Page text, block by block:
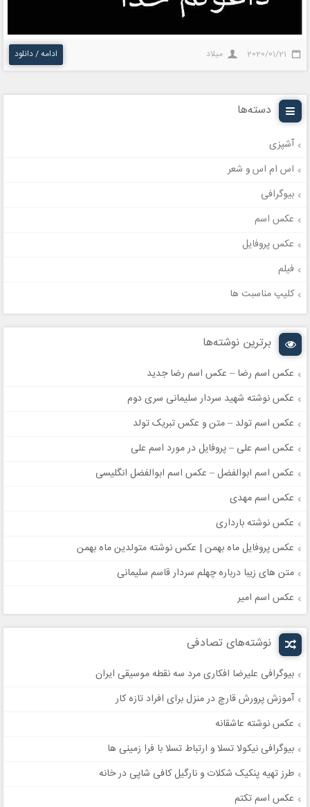
2020/01/21 میلاد ادامه / دانلود
دسته‌ها
آشپزی
اس ام اس و شعر
بیوگرافی
عکس اسم
عکس پروفایل
فیلم
کلیپ مناسبت ها
برترین نوشته‌ها
عکس اسم رضا – عکس اسم رضا جدید
عکس نوشته شهید سردار سلیمانی سری دوم
عکس اسم تولد – متن و عکس تبریک تولد
عکس اسم علی – پروفایل در مورد اسم علی
عکس اسم ابوالفضل – عکس اسم ابوالفضل انگلیسی
عکس اسم مهدی
عکس نوشته بارداری
عکس پروفایل ماه بهمن | عکس نوشته متولدین ماه بهمن
متن های زیبا درباره چهلم سردار قاسم سلیمانی
عکس اسم امیر
نوشته‌های تصادفی
بیوگرافی علیرضا افکاری مرد سه نقطه موسیقی ایران
آموزش پرورش قارچ در منزل برای افراد تازه کار
عکس نوشته عاشقانه
بیوگرافی نیکولا تسلا و ارتباط تسلا با فرا زمینی ها
طرز تهیه پنکیک شکلات و نارگیل کافی شاپی در خانه
عکس اسم تکتم